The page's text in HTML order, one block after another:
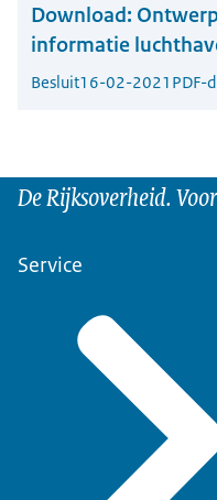
Download:
informatie
Besluit16-02-2021 PDF-
De Rijksoverheid.
Service